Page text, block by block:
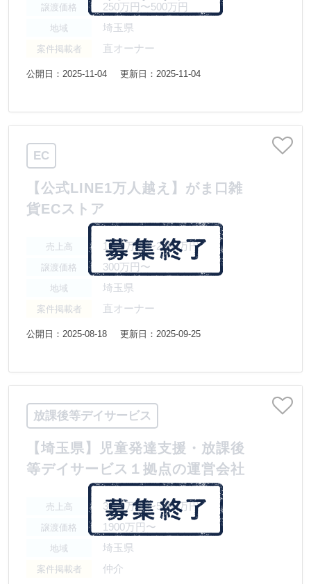
譲渡価格 250万円〜500万円
地域 埼玉県
案件掲載者 直オーナー
公開日：2025-11-04 更新日：2025-11-04
EC
【公式LINE1万人越え】がま口雑
貨ECストア
売上高 1000万円〜2000万円
譲渡価格 300万円〜
地域 埼玉県
案件掲載者 直オーナー
公開日：2025-08-18 更新日：2025-09-25
放課後等デイサービス
【埼玉県】児童発達支援・放課後
等デイサービス１拠点の運営会社
売上高 3000万円〜5000万円
譲渡価格 1900万円〜
地域 埼玉県
案件掲載者 仲介